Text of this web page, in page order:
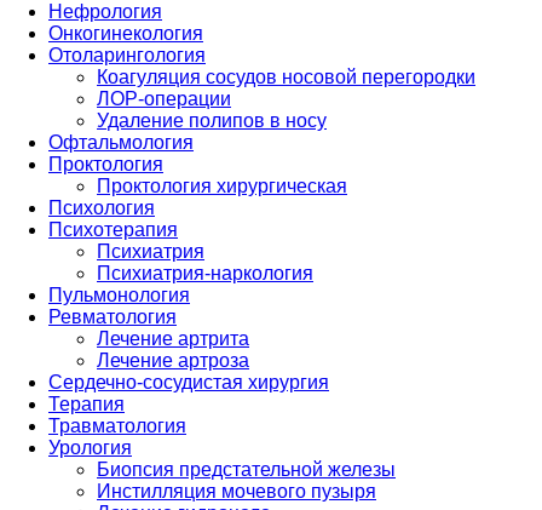
Нефрология
Онкогинекология
Отоларингология
Коагуляция сосудов носовой перегородки
ЛОР-операции
Удаление полипов в носу
Офтальмология
Проктология
Проктология хирургическая
Психология
Психотерапия
Психиатрия
Психиатрия-наркология
Пульмонология
Ревматология
Лечение артрита
Лечение артроза
Сердечно-сосудистая хирургия
Терапия
Травматология
Урология
Биопсия предстательной железы
Инстилляция мочевого пузыря